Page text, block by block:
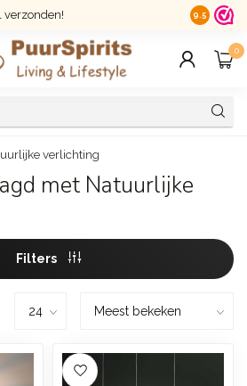
verzonden! 14 dagen
9.5
0
verlichting
met Natuurlijke
Filters